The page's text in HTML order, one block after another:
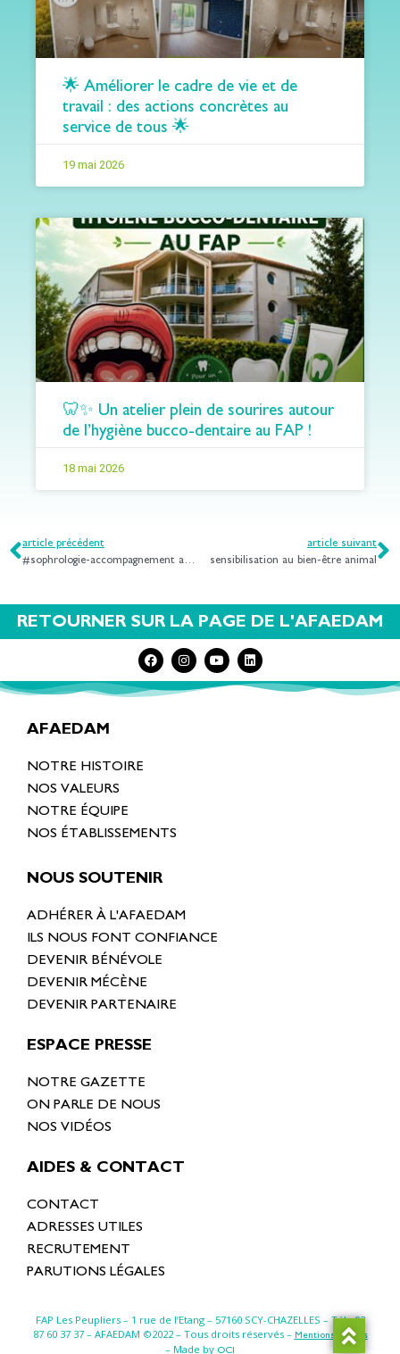
🌟 Améliorer le cadre de vie et de
travail : des actions concrètes au
service de tous 🌟
19 mai 2026
🦷✨ Un atelier plein de sourires autour
de l’hygiène bucco-dentaire au FAP !
18 mai 2026
article précédent
#sophrologie-accompagnement au deuil #journalcreatif #photolangage
article suivant
sensibilisation au bien-être animal
RETOURNER SUR LA PAGE DE L'AFAEDAM
AFAEDAM
NOTRE HISTOIRE
NOS VALEURS
NOTRE ÉQUIPE
NOS ÉTABLISSEMENTS
NOUS SOUTENIR
ADHÉRER À L'AFAEDAM
ILS NOUS FONT CONFIANCE
DEVENIR BÉNÉVOLE
DEVENIR MÉCÈNE
DEVENIR PARTENAIRE
ESPACE PRESSE
NOTRE GAZETTE
ON PARLE DE NOUS
NOS VIDÉOS
AIDES & CONTACT
CONTACT
ADRESSES UTILES
RECRUTEMENT
PARUTIONS LÉGALES
FAP Les Peupliers – 1 rue de l’Etang – 57160 SCY-CHAZELLES – Tél : 03
87 60 37 37 – AFAEDAM ©2022 – Tous droits réservés – Mentions légales
– Made by OCI